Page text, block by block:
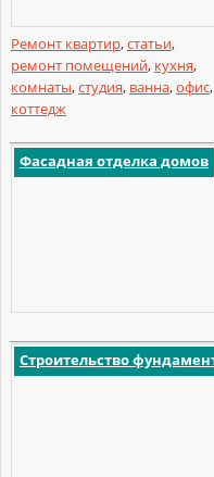
Ремонт квартир,статьи,
ремонт помещений, кухня,
комнаты,студия, ванна,офис,
коттедж
Фасадная отделка домов
Строительство